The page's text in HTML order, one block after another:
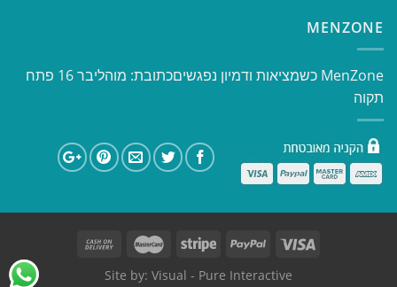
MENZONE
​​MenZone כשמציאות ודמיון נפגשים​ כתובת: מוהליבר 16 פתח
תקוה
Site by: Visual - Pure Interactive